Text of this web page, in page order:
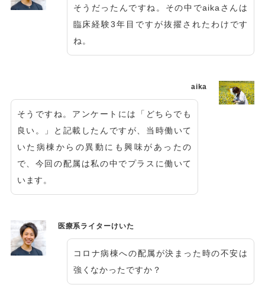
そうだったんですね。その中でaikaさんは
臨床経験3年目ですが抜擢されたわけです
ね。
aika
そうですね。アンケートには「どちらでも
良い。」と記載したんですが、当時働いて
いた病棟からの異動にも興味があったの
で、今回の配属は私の中でプラスに働いて
います。
医療系ライターけいた
コロナ病棟への配属が決まった時の不安は
強くなかったですか？